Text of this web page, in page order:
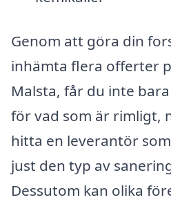
Genom att göra din
inhämta flera offerter
Malsta, får du inte
för vad som är rimligt,
hitta en leverantör
just den typ av
Dessutom kan olika